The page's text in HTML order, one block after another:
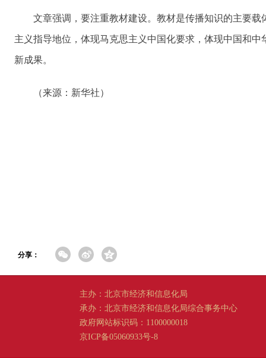
文章强调，要注重教材建设。教材是传播知识的主要载
主义指导地位，体现马克思主义中国化要求，体现中国和
新成果。
（来源：新华社）
分享：
主办：北京市经济和信息化局
承办：北京市经济和信息化局综合事务中心
政府网站标识码：1100000018
京ICP备05060933号-8